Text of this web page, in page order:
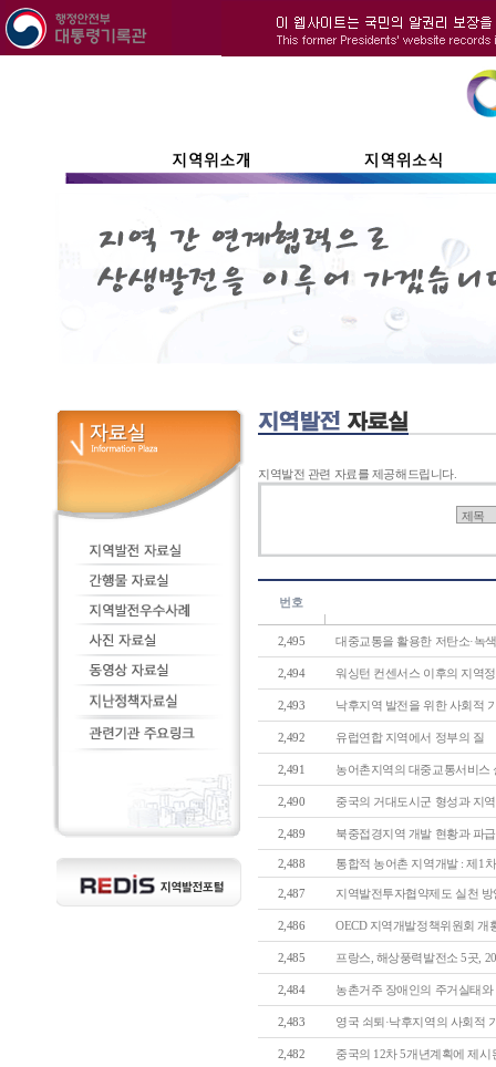
지역발전 관련 자료를 제공해드립니다.
번호
2,495 대중교통을 활용한 저탄소·녹
2,494 워싱턴 컨센서스 이후의 지역
2,493 낙후지역 발전을 위한 사회적
2,492 유럽연합 지역에서 정부의 질
2,491 농어촌지역의 대중교통서비스
2,490 중국의 거대도시군 형성과 지
2,489 북중접경지역 개발 현황과 파
2,488 통합적 농어촌 지역개발 : 제1
2,487 지역발전투자협약제도 실천 방
2,486 OECD 지역개발정책위원회 개
2,485 프랑스, 해상풍력발전소 5곳,
2,484 농촌거주 장애인의 주거실태와
2,483 영국 쇠퇴·낙후지역의 사회적
2,482 중국의 12차 5개년계획에 제